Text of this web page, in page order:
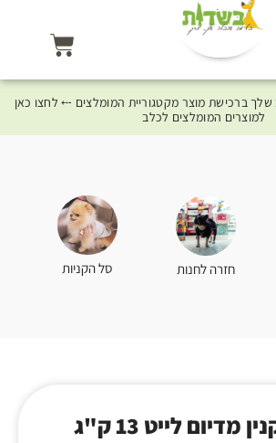
שלך ברכישת מוצר מקטגוריית המומלצים ⤎ לחצו כאן
למוצרים המומלצים לכלב
חזרה לחנות סל הקניות
מדיום לייט 13 ק"ג